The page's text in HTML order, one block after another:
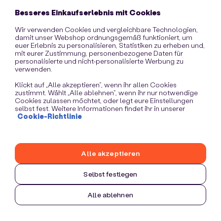
information).
Besseres Einkaufserlebnis mit Cookies
Wir verwenden Cookies und vergleichbare Technologien,
damit unser Webshop ordnungsgemäß funktioniert, um
euer Erlebnis zu personalisieren, Statistiken zu erheben und,
mit eurer Zustimmung, personenbezogene Daten für
personalisierte und nicht-personalisierte Werbung zu
verwenden.
Klickt auf „Alle akzeptieren“, wenn ihr allen Cookies
zustimmt. Wählt „Alle ablehnen“, wenn ihr nur notwendige
Cookies zulassen möchtet, oder legt eure Einstellungen
selbst fest. Weitere Informationen findet ihr in unserer
Cookie-Richtlinie
Selbst festlegen
Alle ablehnen
Alle akzeptieren